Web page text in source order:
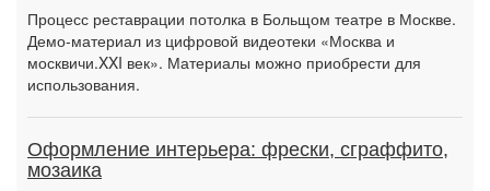
Процесс реставрации потолка в Больщом театре в Москве.
Демо-материал из цифровой видеотеки «Москва и
москвичи.XXI век». Материалы можно приобрести для
использования.
Оформление интерьера: фрески, сграффито,
мозаика